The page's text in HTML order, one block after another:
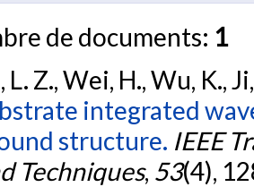
de documents: 1
L. Z., Wei, H., Wu, K.,
integrated
structure. IEEE
Techniques, 53(4),